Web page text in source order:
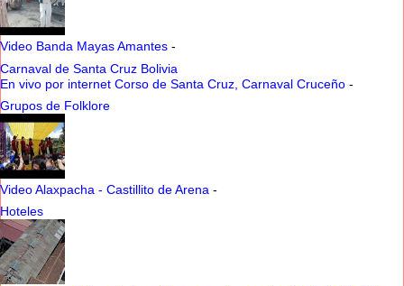
Video Banda Mayas Amantes -
Carnaval de Santa Cruz Bolivia
En vivo por internet Corso de Santa Cruz, Carnaval Cruceño -
Grupos de Folklore
Video Alaxpacha - Castillito de Arena -
Hoteles